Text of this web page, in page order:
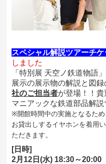
スペシャル解説ツアーチケ
しました
「特別展 天空ノ鉄道物語
展示の展示物の解説と図録
社のご担当者が登場！！
マニアックな鉄道部品解説
※開館時間中の実施となるた
お貸出しするイヤホンを着用
ただきます。
[日時]
2月12日(水) 18:30～20:00